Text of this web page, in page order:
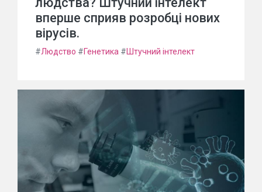
вперше сприяв розробці нових
вірусів.
#Людство #Генетика #Штучний інтелект